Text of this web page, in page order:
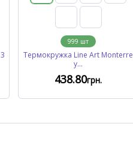
999 шт
Термокружка Line Art Monterre
y...
438.80грн.